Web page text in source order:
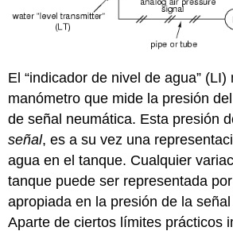
El “indicador de nivel de agua”
manómetro que mide la presión
de señal neumática. Esta presión
señal, es a su vez una
agua en el tanque. Cualquier
tanque puede ser representada
apropiada en la presión de la
Aparte de ciertos límites prácticos